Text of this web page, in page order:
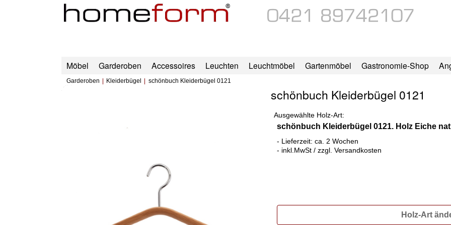
Möbel Garderoben Accessoires Leuchten Leuchtmöbel Gartenmöbel Gastronomie-Shop
Garderoben Kleiderbügel schönbuch Kleiderbügel 0121
schönbuch Kleiderbügel 0121
Ausgewählte Holz-Art:
schönbuch Kleiderbügel 0121. Holz Eiche
- Lieferzeit: ca. 2 Wochen
- inkl.MwSt / zzgl. Versandkosten
Holz-Art